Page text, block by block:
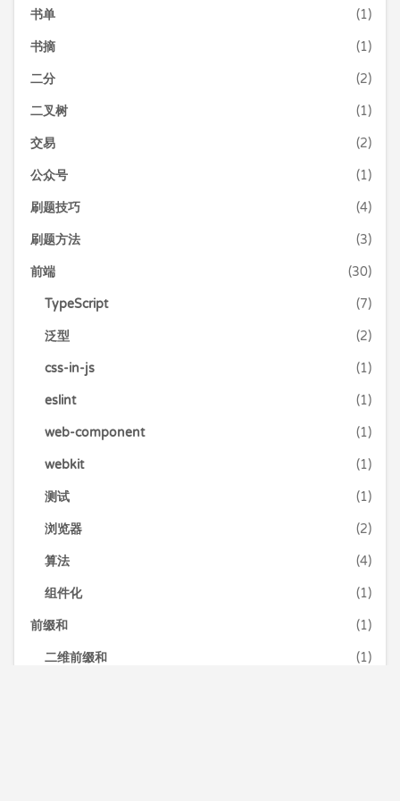
书单 (1)
书摘 (1)
二分 (2)
二叉树 (1)
交易 (2)
公众号 (1)
刷题技巧 (4)
刷题方法 (3)
前端 (30)
TypeScript (7)
泛型 (2)
css-in-js (1)
eslint (1)
web-component (1)
webkit (1)
测试 (1)
浏览器 (2)
算法 (4)
组件化 (1)
前缀和 (1)
二维前缀和 (1)